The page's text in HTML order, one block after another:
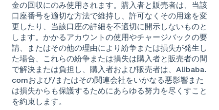
金の回収にのみ使用されます。購入者と販売者は、当該
口座番号を適切な方法で維持し、許可なくその用途を変
更したり、当該口座の詳細を不適切に開示しないものと
します。かかるアカウントの使用やチャージバックの要
請、またはその他の理由により紛争または損失が発生し
た場合、これらの紛争または損失は購入者と販売者の間
で解決または負担し、購入者および販売者は、Alibaba.
comおよび/またはその関連会社をいかなる悪影響また
は損失からも保護するためにあらゆる努力を尽くすこと
を約束します。